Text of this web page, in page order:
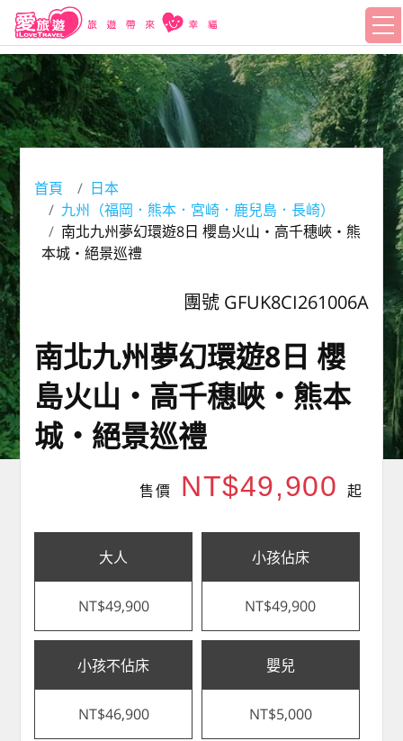
首頁
日本
九州（福岡．熊本．宮崎．鹿兒島．長崎）
南北九州夢幻環遊8日 櫻島火山・高千穗峽・熊
本城・絕景巡禮
團號 GFUK8CI261006A
南北九州夢幻環遊8日 櫻
島火山・高千穗峽・熊本
城・絕景巡禮
售價 NT$49,900 起
大人
NT$49,900
小孩佔床
NT$49,900
小孩不佔床
NT$46,900
嬰兒
NT$5,000